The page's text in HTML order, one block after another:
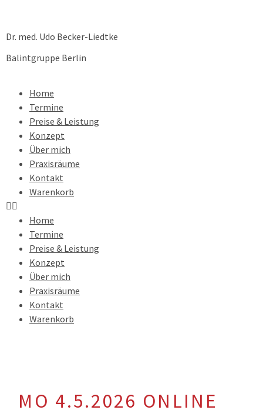
Dr. med. Udo Becker-Liedtke
Balintgruppe Berlin
Home
Termine
Preise & Leistung
Konzept
Über mich
Praxisräume
Kontakt
Warenkorb
Home
Termine
Preise & Leistung
Konzept
Über mich
Praxisräume
Kontakt
Warenkorb
MO 4.5.2026 ONLINE